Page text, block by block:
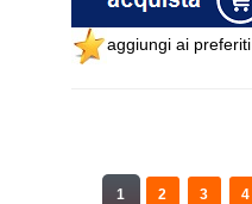
aggiungi ai preferiti
1 2 3 4